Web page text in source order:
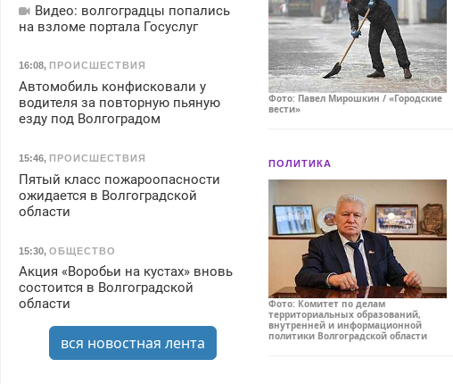
Фото: Павел Мирошкин / «Городские
вести»
ПОЛИТИКА
Фото: Комитет по делам
территориальных образований,
внутренней и информационной
политики Волгоградской области
Видео: волгоградцы попались
на взломе портала Госуслуг
16:08, ПРОИСШЕСТВИЯ
Автомобиль конфисковали у
водителя за повторную пьяную
езду под Волгоградом
15:46, ПРОИСШЕСТВИЯ
Пятый класс пожароопасности
ожидается в Волгоградской
области
15:30, ОБЩЕСТВО
Акция «Воробьи на кустах» вновь
состоится в Волгоградской
области
вся новостная лента